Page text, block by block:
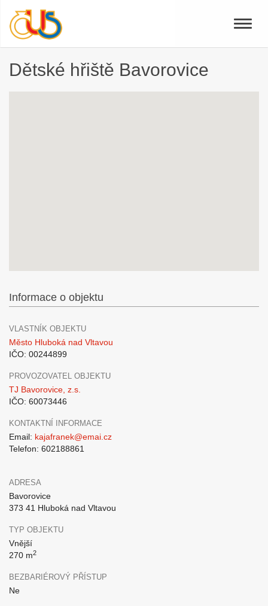
Toggle
Dětské hřiště Bavorovice
Informace o objektu
VLASTNÍK OBJEKTU
Město Hluboká nad Vltavou
IČO: 00244899
PROVOZOVATEL OBJEKTU
TJ Bavorovice, z.s.
IČO: 60073446
KONTAKTNÍ INFORMACE
Email: kajafranek@emai.cz
Telefon: 602188861
ADRESA
Bavorovice
373 41 Hluboká nad Vltavou
TYP OBJEKTU
Vnější
270 m2
BEZBARIÉROVÝ PŘÍSTUP
Ne